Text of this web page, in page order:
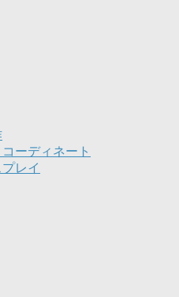
ーディネート
レイ